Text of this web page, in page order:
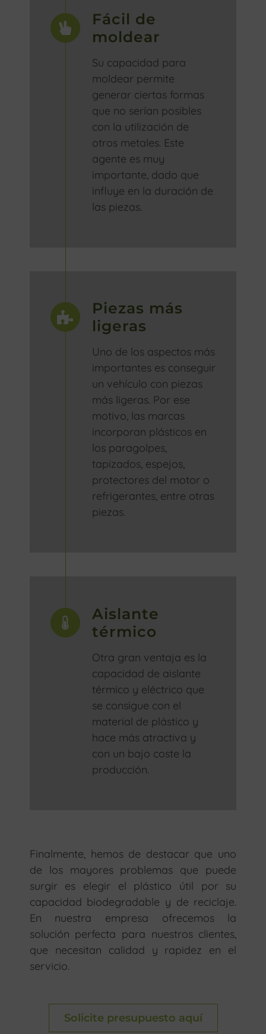
Fácil de
moldear
Su capacidad para
moldear permite
generar ciertas formas
que no serían posibles
con la utilización de
otros metales. Este
agente es muy
importante, dado que
influye en la duración de
las piezas.
Piezas más
ligeras
Uno de los aspectos más
importantes es conseguir
un vehículo con piezas
más ligeras. Por ese
motivo, las marcas
incorporan plásticos en
los paragolpes,
tapizados, espejos,
protectores del motor o
refrigerantes, entre otras
piezas.
Aislante
térmico
Otra gran ventaja es la
capacidad de aislante
térmico y eléctrico que
se consigue con el
material de plástico y
hace más atractiva y
con un bajo coste la
producción.
Finalmente, hemos de destacar que uno
de los mayores problemas que puede
surgir es elegir el plástico útil por su
capacidad biodegradable y de reciclaje.
En nuestra empresa ofrecemos la
solución perfecta para nuestros clientes,
que necesitan calidad y rapidez en el
servicio.
Solicite presupuesto aquí